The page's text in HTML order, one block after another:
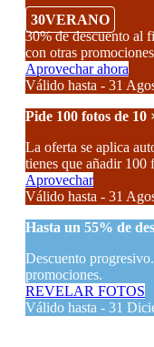
30VERANO
30% de descuento al
con otras
Aprovechar ahora
Válido hasta - 31
Pide 100 fotos de 10
La oferta se aplica
tienes que añadir 100
Aprovechar
Válido hasta - 31
Hasta un 55% de
Descuento
promociones.
REVELAR FOTOS
Válido hasta - 31